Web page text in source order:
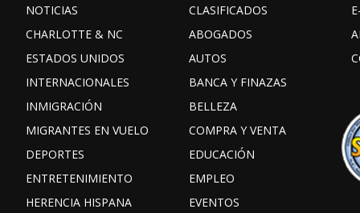
NOTICIAS
CHARLOTTE & NC
ESTADOS UNIDOS
INTERNACIONALES
INMIGRACIÓN
MIGRANTES EN VUELO
DEPORTES
ENTRETENIMIENTO
HERENCIA HISPANA
CLASIFICADOS
ABOGADOS
AUTOS
BANCA Y FINAZAS
BELLEZA
COMPRA Y VENTA
EDUCACIÓN
EMPLEO
EVENTOS